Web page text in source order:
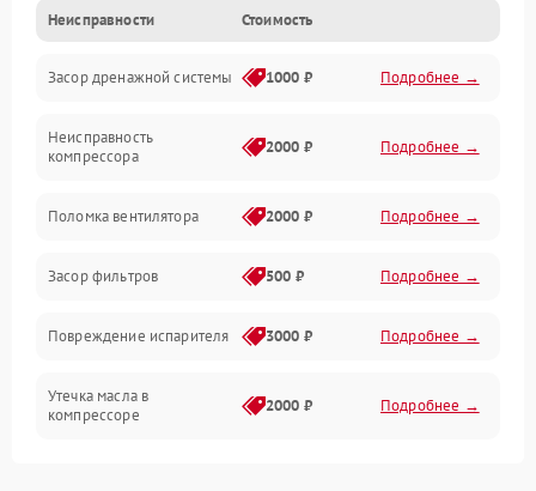
Механика
Управление
Электропитание
Неисправности Стоимость
Засор дренажной системы 1000 ₽ Подробнее →
Неисправность
компрессора
2000 ₽ Подробнее →
Поломка вентилятора 2000 ₽ Подробнее →
Засор фильтров 500 ₽ Подробнее →
Повреждение испарителя 3000 ₽ Подробнее →
Утечка масла в
компрессоре
2000 ₽ Подробнее →